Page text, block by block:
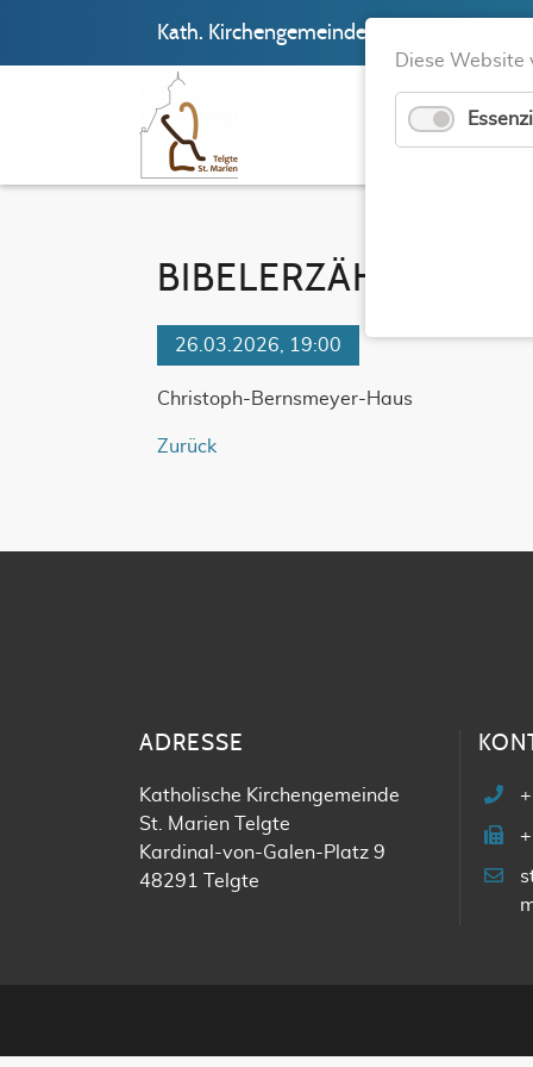
Kath. Kirchengemeinde St. Marien Telgte
BIBELERZÄHLEN
26.03.2026, 19:00
Christoph-Bernsmeyer-Haus
Zurück
ADRESSE
Katholische Kirchengemeinde
St. Marien Telgte
Kardinal-von-Galen-Platz 9
48291 Telgte
Diese